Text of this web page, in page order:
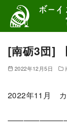
テ
[南砺3団]
2022年12月5日
2022年11月 カ